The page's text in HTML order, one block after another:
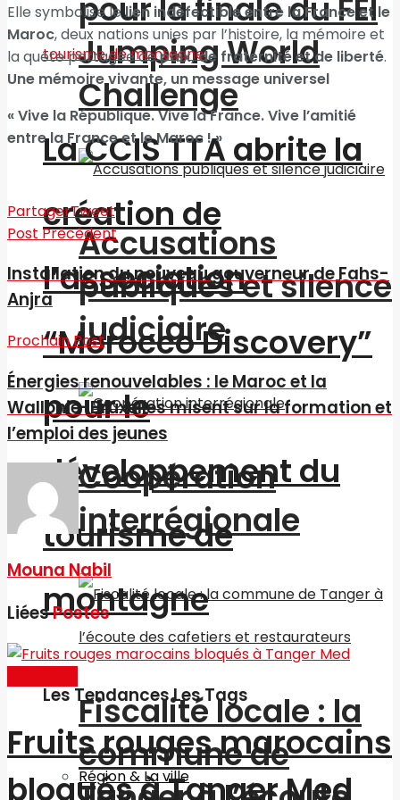
pour la finale du FEI
Jumping World
Challenge
Accusations
publiques et silence
judiciaire
Coopération
interrégionale
Fiscalité locale : la
commune de
La CCIS TTA abrite la
création de
l’association
“Morocco Discovery”
pour le
développement du
tourisme de
montagne
Les Tendances Les Tags
Région & La ville
Elle symbolise lelien indéfectible entre la France et le
Maroc, deux nations unies par l’histoire, la mémoire et
la quête partagée depaix, de fraternité et de liberté.
Une mémoire vivante, un message universel
« Vive la République. Vive la France. Vive l’amitié
entre la France et le Maroc ! »
PartagerTweet
Post Précédent
Installation du nouveau gouverneur de Fahs-
Anjra
Prochain Post
Énergies renouvelables : le Maroc et la
Wallonie-Bruxelles misent sur la formation et
l’emploi des jeunes
Mouna Nabil
LiéesPostes
Fruits rouges marocains
bloqués à Tanger Med